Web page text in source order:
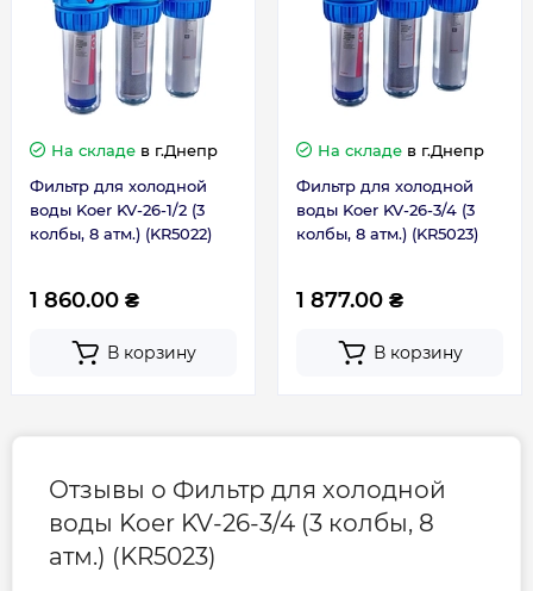
Контакты сервисного
0-800-301-755; +38 (067)
На складе в г.Днепр
Фильтр для холодной
воды Koer KV-26-1/2 (3
колбы, 8 атм.) (KR5022)
1 860.00 ₴
В корзину
На складе в г.Днепр
Фильтр для холодной
воды Koer KV-26-3/4 (3
колбы, 8 атм.) (KR5023)
1 877.00 ₴
В корзину
Отзывы о Фильтр для холодной
воды Koer KV-26-3/4 (3 колбы, 8
атм.) (KR5023)